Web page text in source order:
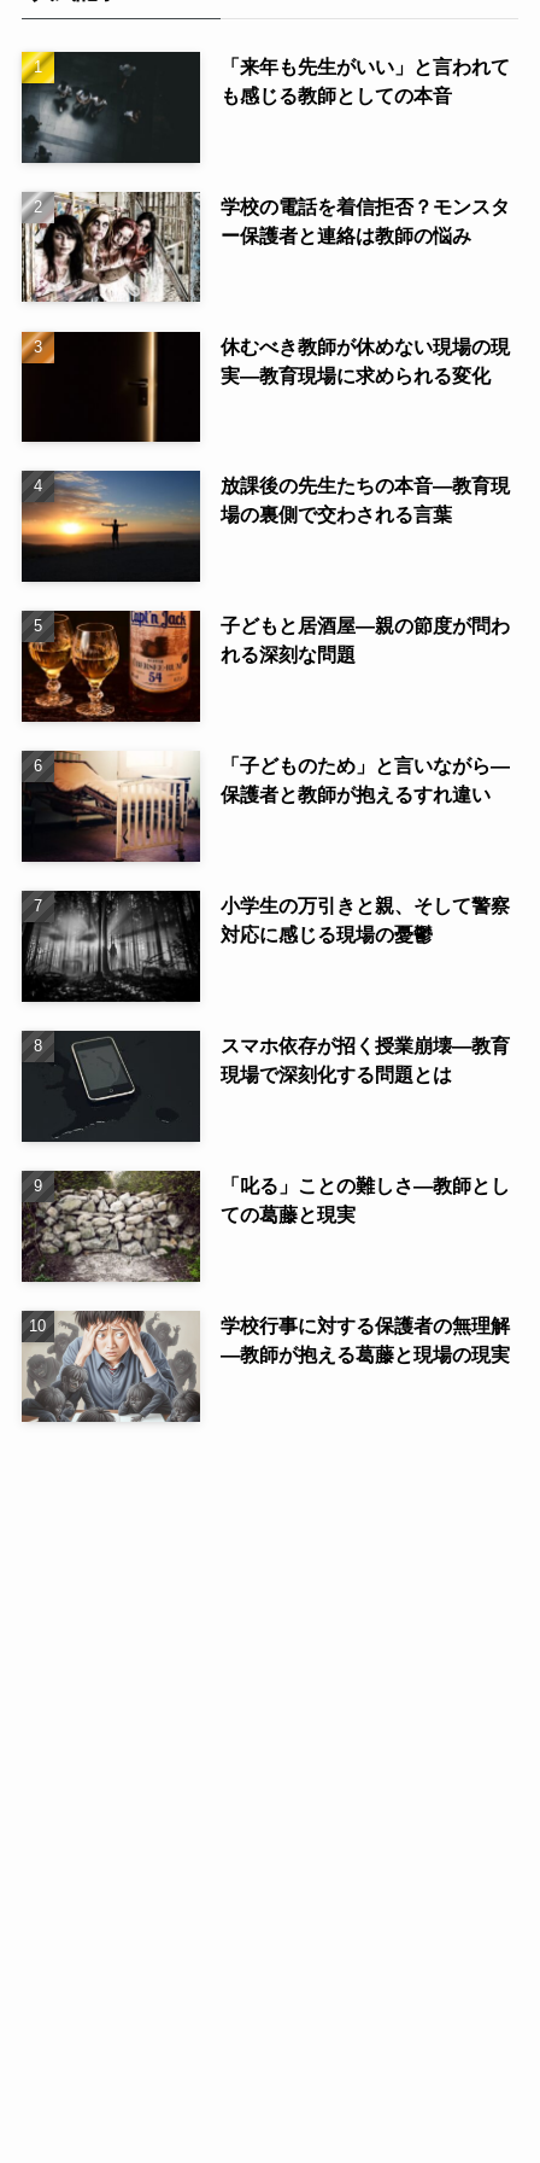
「来年も先生がいい」と言われて
も感じる教師としての本音
学校の電話を着信拒否？モンスタ
ー保護者と連絡は教師の悩み
休むべき教師が休めない現場の現
実—教育現場に求められる変化
放課後の先生たちの本音—教育現
場の裏側で交わされる言葉
子どもと居酒屋—親の節度が問わ
れる深刻な問題
「子どものため」と言いながら—
保護者と教師が抱えるすれ違い
小学生の万引きと親、そして警察
対応に感じる現場の憂鬱
スマホ依存が招く授業崩壊—教育
現場で深刻化する問題とは
「叱る」ことの難しさ—教師とし
ての葛藤と現実
学校行事に対する保護者の無理解
—教師が抱える葛藤と現場の現実